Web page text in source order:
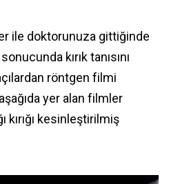
ile doktorunuza gittiğinde
kırık tanısını
röntgen filmi
yer alan filmler
kırığı kesinleştirilmiş